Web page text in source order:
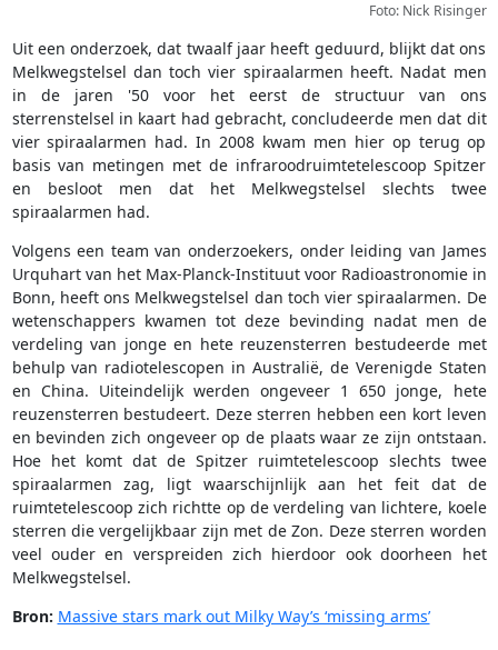
Foto: Nick Risinger
Uit een onderzoek, dat twaalf jaar heeft geduurd, blijkt dat ons
Melkwegstelsel dan toch vier spiraalarmen heeft. Nadat men
in de jaren '50 voor het eerst de structuur van ons
sterrenstelsel in kaart had gebracht, concludeerde men dat dit
vier spiraalarmen had. In 2008 kwam men hier op terug op
basis van metingen met de infraroodruimtetelescoop Spitzer
en besloot men dat het Melkwegstelsel slechts twee
spiraalarmen had.
Volgens een team van onderzoekers, onder leiding van James
Urquhart van het Max-Planck-Instituut voor Radioastronomie in
Bonn, heeft ons Melkwegstelsel dan toch vier spiraalarmen. De
wetenschappers kwamen tot deze bevinding nadat men de
verdeling van jonge en hete reuzensterren bestudeerde met
behulp van radiotelescopen in Australië, de Verenigde Staten
en China. Uiteindelijk werden ongeveer 1 650 jonge, hete
reuzensterren bestudeert. Deze sterren hebben een kort leven
en bevinden zich ongeveer op de plaats waar ze zijn ontstaan.
Hoe het komt dat de Spitzer ruimtetelescoop slechts twee
spiraalarmen zag, ligt waarschijnlijk aan het feit dat de
ruimtetelescoop zich richtte op de verdeling van lichtere, koele
sterren die vergelijkbaar zijn met de Zon. Deze sterren worden
veel ouder en verspreiden zich hierdoor ook doorheen het
Melkwegstelsel.
Bron: Massive stars mark out Milky Way’s ‘missing arms’